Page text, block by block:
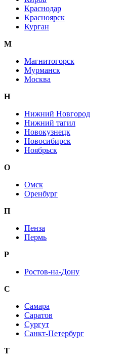
Краснодар
Красноярск
Курган
М
Магнитогорск
Мурманск
Москва
Н
Нижний Новгород
Нижний тагил
Новокузнецк
Новосибирск
Ноябрьск
О
Омск
Оренбург
П
Пенза
Пермь
Р
Ростов-на-Дону
С
Самара
Саратов
Сургут
Санкт-Петербург
Т